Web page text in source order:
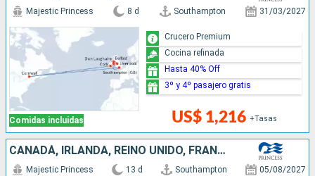
Comidas incluidas
Majestic Princess 8 d Southampton 31/03/2027
US$ 1,216 +Tasas
Crucero Premium
Cocina refinada
Hasta 40% Off
3º y 4º pasajero gratis
CANADÁ, IRLANDA, REINO UNIDO, FRANCIA
Majestic Princess 13 d Southampton 05/08/2027